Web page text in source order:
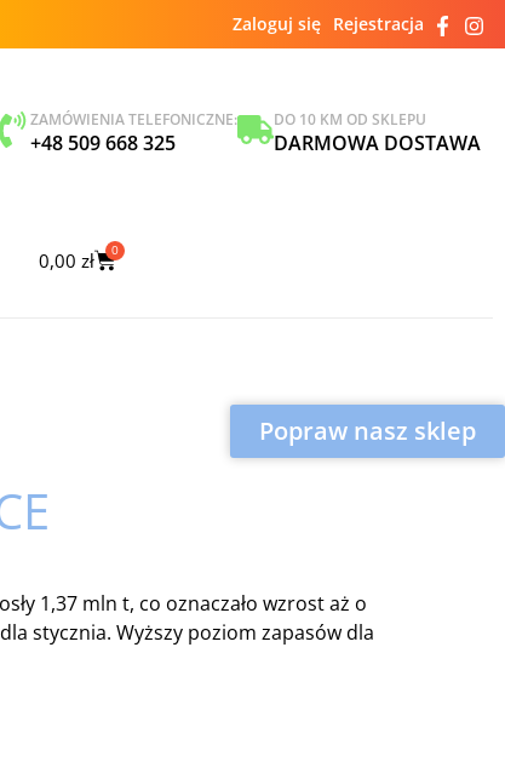
Zaloguj się Rejestracja
ZAMÓWIENIA TELEFONICZNE:
+48 509 668 325
DO 10 KM OD SKLEPU
DARMOWA DOSTAWA
0,00 zł 0
Popraw nasz sklep
1,37 mln t, co oznaczało wzrost aż o
stycznia. Wyższy poziom zapasów dla